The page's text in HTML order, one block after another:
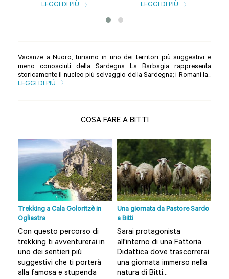
LEGGI DI PIÙ LEGGI DI PIÙ
Vacanze a Nuoro, turismo in uno dei territori più suggestivi e
meno conosciuti della Sardegna La Barbagia rappresenta
storicamente il nucleo più selvaggio della Sardegna; i Romani la...
LEGGI DI PIÙ
COSA FARE A BITTI
Trekking a Cala Goloritzè in
Ogliastra
Con questo percorso di
trekking ti avventurerai in
uno dei sentieri più
suggestivi che ti porterà
alla famosa e stupenda
Una giornata da Pastore Sardo
a Bitti
Sarai protagonista
all'interno di una Fattoria
Didattica dove trascorrerai
una giornata immerso nella
natura di Bitti...